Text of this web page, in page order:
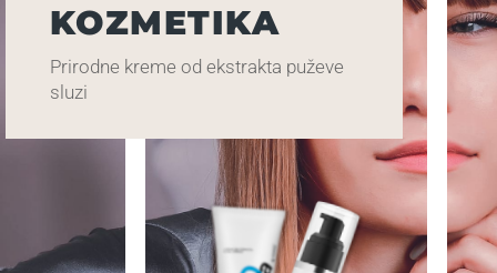
KOZMETIKA
Prirodne kreme od ekstrakta puževe
sluzi